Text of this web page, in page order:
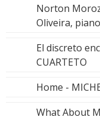
Norton
Oliveira, piano
El discreto
CUARTETO
Home -
What About